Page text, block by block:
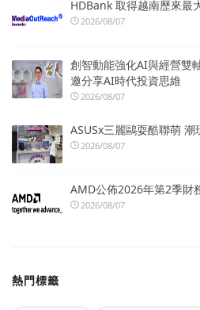
HDBank 取得越南歷來最
2026/08/07
創智動能強化AI與經營雙
邀分享AI時代投資思維
2026/08/07
ASUSx三麗鷗耍酷聯萌 潮
2026/08/07
AMD公佈2026年第2季財
2026/08/07
熱門標籤